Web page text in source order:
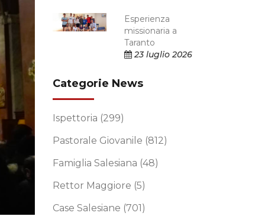
Esperienza
missionaria a
Taranto
23 luglio 2026
Categorie News
Ispettoria (299)
Pastorale Giovanile (812)
Famiglia Salesiana (48)
Rettor Maggiore (5)
Case Salesiane (701)